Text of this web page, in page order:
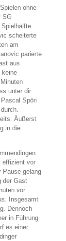
ohne
SG
scheiterte
am
parierte
aus
keine
unter dir
Spöri
Äußerst
in die
effizient vor
Pause gelang
der Gast
vor
Insgesamt
Dennoch
in Führung
es einer